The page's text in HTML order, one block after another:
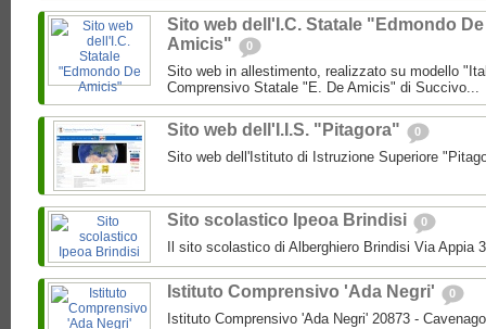
Sito web dell'I.C. Statale "Edmondo De
Amicis"
0
Sito web in allestimento, realizzato su modello
Comprensivo Statale "E. De Amicis" di Succivo...
Sito web dell'I.I.S. "Pitagora" 0
Sito web dell'Istituto di Istruzione Superiore
Sito scolastico Ipeoa Brindisi 0
Il sito scolastico di Alberghiero Brindisi Via Appia
Istituto Comprensivo 'Ada Negri' 0
Istituto Comprensivo 'Ada Negri' 20873 -